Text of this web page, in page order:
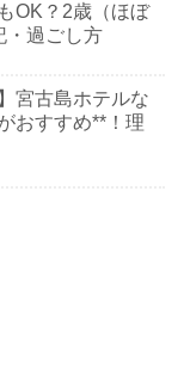
OK？2歳（ほぼ
・過ごし方
宮古島ホテルな
おすすめ**！理